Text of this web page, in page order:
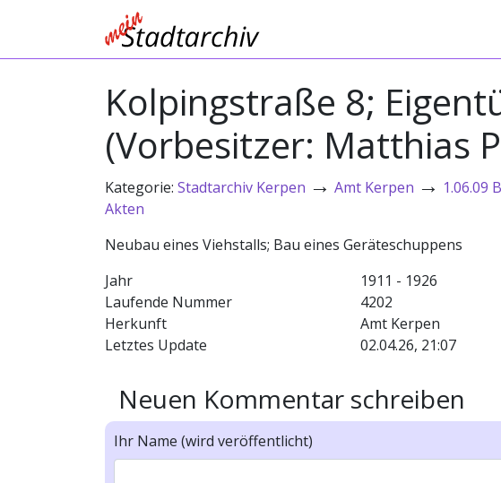
Kolpingstraße 8;
(Vorbesitzer: Matthias
Kategorie: Stadtarchiv Kerpen → Amt Kerpen → 1.06.09
Akten
Neubau eines Viehstalls; Bau eines Geräteschuppens
Jahr
1911 - 1926
Laufende Nummer
4202
Herkunft
Amt Kerpen
Letztes Update
02.04.26, 21:07
Neuen Kommentar schreiben
Ihr Name (wird veröffentlicht)